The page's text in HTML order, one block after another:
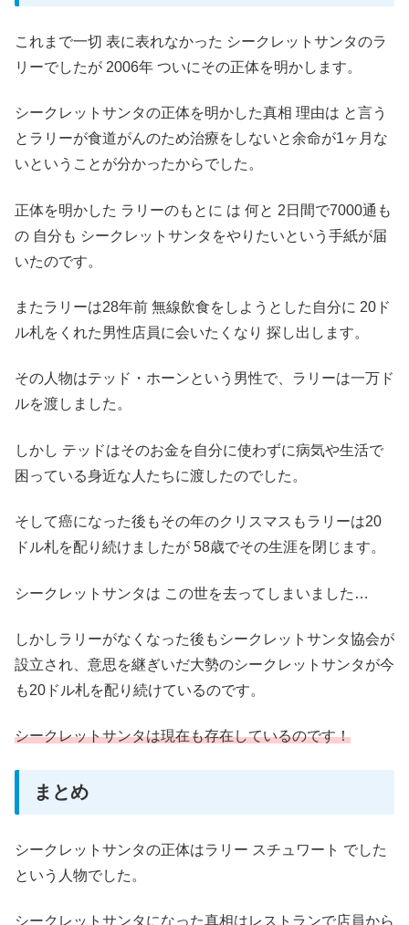
これまで一切 表に表れなかった シークレットサンタのラ
リーでしたが 2006年 ついにその正体を明かします。
シークレットサンタの正体を明かした真相 理由は と言う
とラリーが食道がんのため治療をしないと余命が1ヶ月な
いということが分かったからでした。
正体を明かした ラリーのもとに は 何と 2日間で7000通も
の 自分も シークレットサンタをやりたいという手紙が届
いたのです。
またラリーは28年前 無線飲食をしようとした自分に 20ド
ル札をくれた男性店員に会いたくなり 探し出します。
その人物はテッド・ホーンという男性で、ラリーは一万ド
ルを渡しました。
しかし テッドはそのお金を自分に使わずに病気や生活で
困っている身近な人たちに渡したのでした。
そして癌になった後もその年のクリスマスもラリーは20
ドル札を配り続けましたが 58歳でその生涯を閉じます。
シークレットサンタは この世を去ってしまいました…
しかしラリーがなくなった後もシークレットサンタ協会が
設立され、意思を継ぎいだ大勢のシークレットサンタが今
も20ドル札を配り続けているのです。
シークレットサンタは現在も存在しているのです！
まとめ
シークレットサンタの正体はラリー スチュワート でした
という人物でした。
シークレットサンタになった真相はレストランで店員から